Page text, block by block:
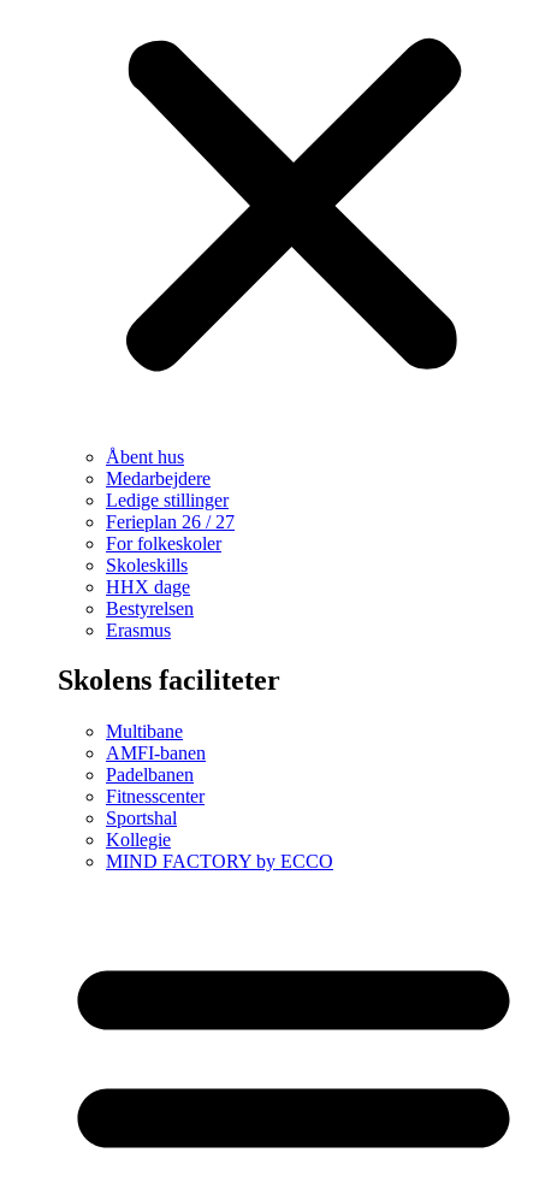
Åbent hus
Medarbejdere
Ledige stillinger
Ferieplan 26 / 27
For folkeskoler
Skoleskills
HHX dage
Bestyrelsen
Erasmus
Skolens faciliteter
Multibane
AMFI-banen
Padelbanen
Fitnesscenter
Sportshal
Kollegie
MIND FACTORY by ECCO